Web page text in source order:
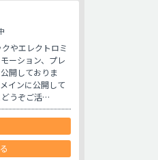
やエレクトロミ
ーション、プレ
開しておりま
インに公開して
どうぞご活…